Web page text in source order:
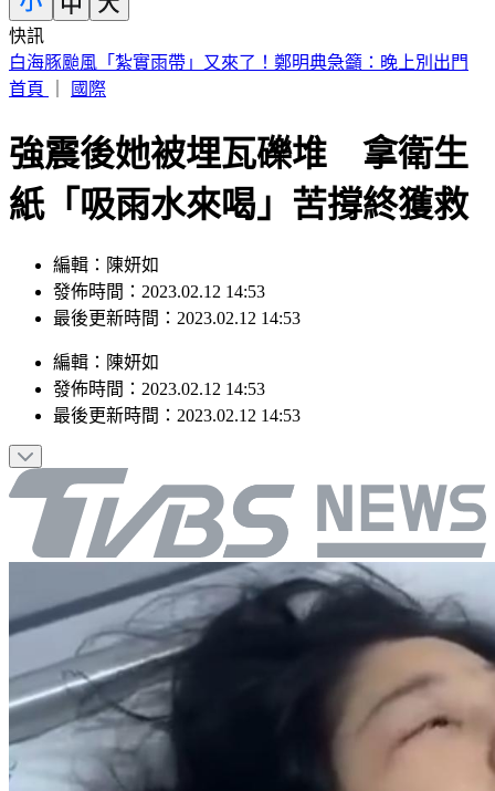
快訊
別只看台積電！ 外媒點名「2檔AI設備股」快上車
首頁
國際
強震後她被埋瓦礫堆 拿衛生
紙「吸雨水來喝」苦撐終獲救
編輯：陳妍如
發佈時間：2023.02.12 14:53
最後更新時間：2023.02.12 14:53
編輯 ： 陳妍如
發佈時間： 2023.02.12 14:53
最後更新時間： 2023.02.12 14:53